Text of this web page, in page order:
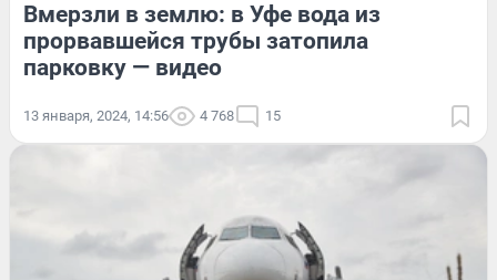
Вмерзли в землю: в Уфе вода из
прорвавшейся трубы затопила
парковку — видео
13 января, 2024, 14:56 4 768 15